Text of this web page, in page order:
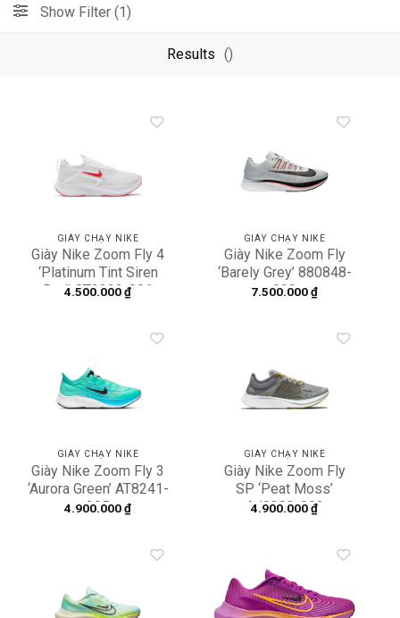
Show Filter (1)
Results ()
wishlist
GIÀY CHẠY NIKE
Giày Nike Zoom Fly 4
‘Platinum Tint Siren
Red’ CT2392-006
4.500.000₫
wishlist
GIÀY CHẠY NIKE
Giày Nike Zoom Fly
‘Barely Grey’ 880848-
009
7.500.000₫
wishlist
GIÀY CHẠY NIKE
Giày Nike Zoom Fly 3
‘Aurora Green’ AT8241-
305
4.900.000₫
wishlist
GIÀY CHẠY NIKE
Giày Nike Zoom Fly
SP ‘Peat Moss’
AJ9282-003
4.900.000₫
wishlist
Add to
wishlist